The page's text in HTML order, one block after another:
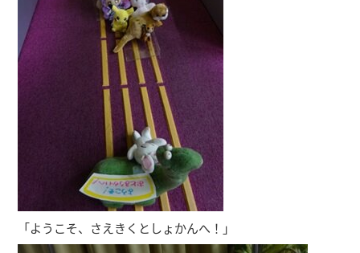
「ようこそ、さえきくとしょかんへ！」